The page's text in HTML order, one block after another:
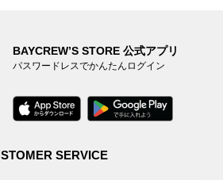
BAYCREW’S STORE 公式アプリ
パスワードレスでかんたんログイン
SERVICE